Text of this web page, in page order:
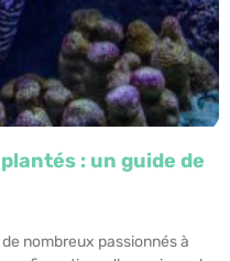
: un guide de
nombreux passionnés à